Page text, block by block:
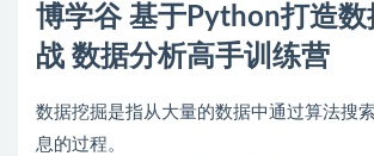
博学谷 基于 Python打造数
战 数据分析高手训练营
数据挖掘是指从大量的数据中通过算法搜
息的过程。